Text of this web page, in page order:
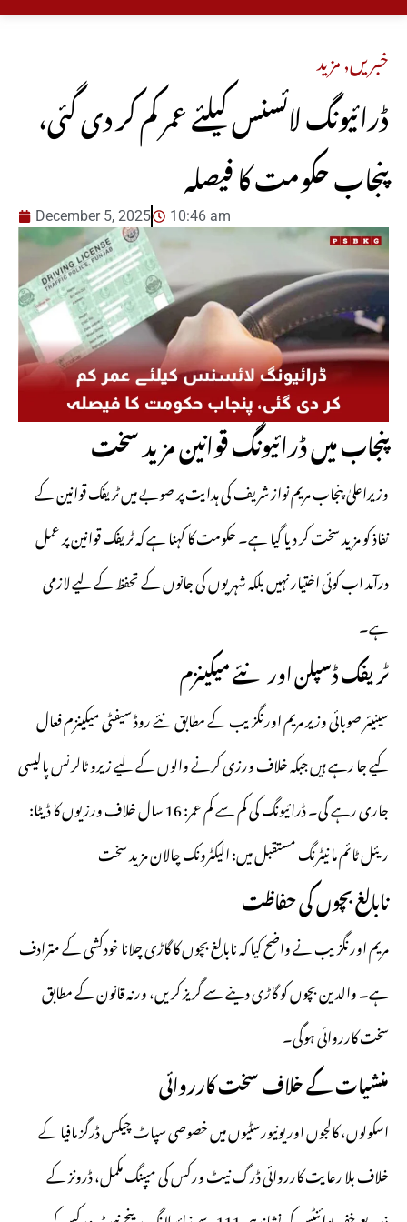
خبریں,مزید
ڈرائیونگ لائسنس کیلئے عمر کم کر دی گئی،
پنجاب حکومت کا فیصلہ
December 5, 2025 10:46 am
پنجاب میں ڈرائیونگ قوانین مزید سخت
وزیراعلیٰ پنجاب مریم نواز شریف کی ہدایت پر صوبے میں ٹریفک قوانین کے
نفاذ کو مزید سخت کر دیا گیا ہے۔ حکومت کا کہنا ہے کہ ٹریفک قوانین پر عمل
درآمد اب کوئی اختیار نہیں بلکہ شہریوں کی جانوں کے تحفظ کے لیے لازمی
ہے۔
ٹریفک ڈسپلن اور نئے میکینزم
سینیئر صوبائی وزیر مریم اورنگزیب کے مطابق نئے روڈ سیفٹی میکینزم فعال
کیے جا رہے ہیں جبکہ خلاف ورزی کرنے والوں کے لیے زیرو ٹالرنس پالیسی
جاری رہے گی۔ ڈرائیونگ کی کم سے کم عمر: 16 سال خلاف ورزیوں کا ڈیٹا:
ریئل ٹائم مانیٹرنگ مستقبل میں: الیکٹرونک چالان مزید سخت
نابالغ بچوں کی حفاظت
مریم اورنگزیب نے واضح کیا کہ نابالغ بچوں کا گاڑی چلانا خودکشی کے مترادف
ہے۔ والدین بچوں کو گاڑی دینے سے گریز کریں، ورنہ قانون کے مطابق
سخت کارروائی ہوگی۔
منشیات کے خلاف سخت کارروائی
اسکولوں، کالجوں اور یونیورسٹیوں میں خصوصی سپاٹ چیکس ڈرگز مافیا کے
خلاف بلا رعایت کارروائی ڈرگ نیٹ ورکس کی میپنگ مکمل، ڈرونز کے